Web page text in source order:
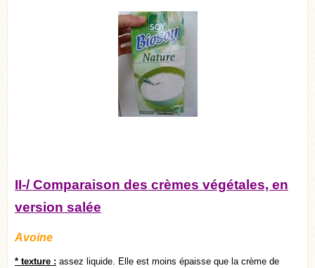
II-/ Comparaison des crèmes végétales, en
version salée
Avoine
* texture : assez liquide. Elle est moins épaisse que la crème de